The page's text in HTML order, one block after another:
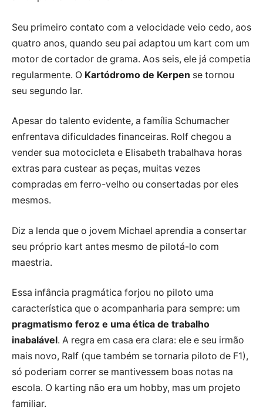
Seu primeiro contato com a velocidade veio cedo, aos
quatro anos, quando seu pai adaptou um kart com um
motor de cortador de grama. Aos seis, ele já competia
regularmente. O Kartódromo de Kerpen se tornou
seu segundo lar.
Apesar do talento evidente, a família Schumacher
enfrentava dificuldades financeiras. Rolf chegou a
vender sua motocicleta e Elisabeth trabalhava horas
extras para custear as peças, muitas vezes
compradas em ferro-velho ou consertadas por eles
mesmos.
Diz a lenda que o jovem Michael aprendia a consertar
seu próprio kart antes mesmo de pilotá-lo com
maestria.
Essa infância pragmática forjou no piloto uma
característica que o acompanharia para sempre: um
pragmatismo feroz e uma ética de trabalho
inabalável. A regra em casa era clara: ele e seu irmão
mais novo, Ralf (que também se tornaria piloto de F1),
só poderiam correr se mantivessem boas notas na
escola. O karting não era um hobby, mas um projeto
familiar.